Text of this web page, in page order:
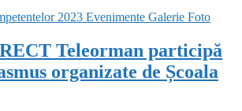
2023 Evenimente Galerie Foto
Teleorman participă
organizate de Școala